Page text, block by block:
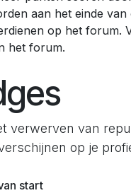
aan het einde
op het forum.
het forum.
verwerven van
op je
start